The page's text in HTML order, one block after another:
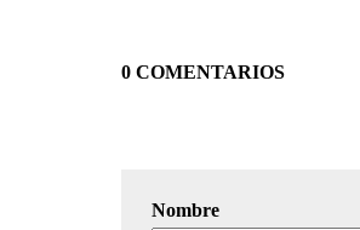
0 COMENTARIOS
Nombre